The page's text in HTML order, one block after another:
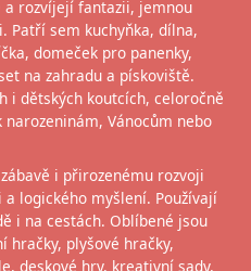
a rozvíjejí fantazii, jemnou
Patří sem kuchyňka, dílna,
domeček pro panenky,
na zahradu a pískoviště.
i dětských koutcích, celoročně
Vánocům nebo
i přirozenému rozvoji
logického myšlení. Používají
i na cestách. Oblíbené jsou
hračky, plyšové hračky,
deskové hry, kreativní sady,